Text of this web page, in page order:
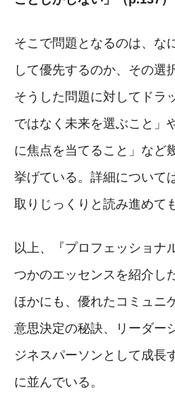
そこで問題となるのは、な
して優先するのか、その選
そうした問題に対してドラ
ではなく未来を選ぶこと」
に焦点を当てること」など
挙げている。詳細について
取りじっくりと読み進めて
以上、『プロフェッショナ
つかのエッセンスを紹介し
ほかにも、優れたコミュニ
意思決定の秘訣、リーダー
ジネスパーソンとして成長
に並んでいる。